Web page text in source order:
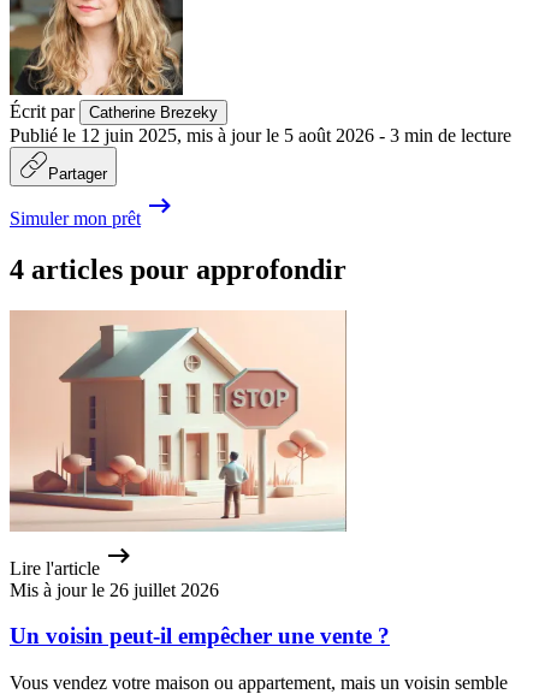
Écrit par Catherine Brezeky
Publié le 12 juin 2025, mis à jour le 5 août 2026 - 3 min de lecture
Partager
Simuler mon prêt
4 articles pour approfondir
Lire l'article
Mis à jour le 26 juillet 2026
Un voisin peut-il empêcher une vente ?
Vous vendez votre maison ou appartement, mais un voisin semble